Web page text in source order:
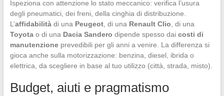
Ispeziona con attenzione lo stato meccanico: verifica l’usura
degli pneumatici, dei freni, della cinghia di distribuzione.
L’affidabilitàdi una Peugeot, di una Renault Clio , di una
Toyotao di una Dacia Sandero dipende spesso dai costi di
manutenzioneprevedibili per gli anni a venire. La differenza si
gioca anche sulla motorizzazione: benzina, diesel, ibrida o
elettrica, da scegliere in base al tuo utilizzo (città, strada, misto).
Budget, aiuti e pragmatismo